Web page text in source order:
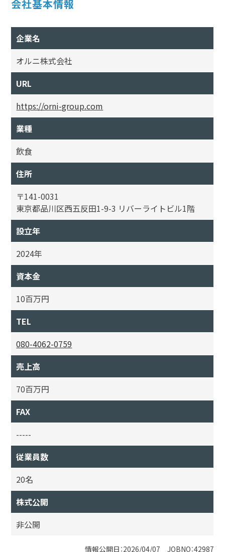
会社基本情報
企業名
オルニ株式会社
URL
https://orni-group.com
業種
飲食
住所
〒141-0031
東京都品川区西五反田1-9-3 リバーライトビル1階
設立年
2024年
資本金
10百万円
TEL
080-4062-0759
売上高
70百万円
FAX
-----
従業員数
20名
株式公開
非公開
情報公開日：2026/04/07 JOBNO：42987